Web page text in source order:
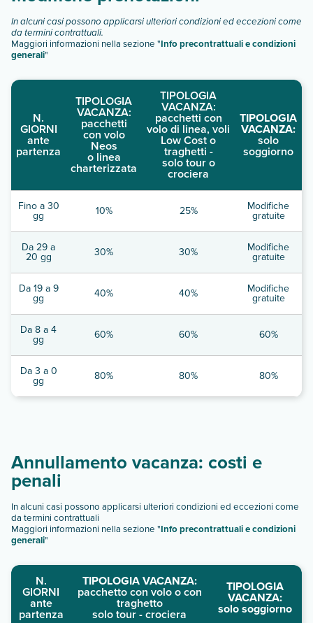
In alcuni casi possono applicarsi ulteriori condizioni ed eccezioni come
da termini contrattuali.
Maggiori informazioni nella sezione "Info precontrattuali e condizioni
generali"
N.
GIORNI
ante
partenza
TIPOLOGIA
VACANZA:
pacchetti
con volo
Neos
o linea
charterizzata
TIPOLOGIA
VACANZA:
pacchetti con
volo di linea, voli
Low Cost o
traghetti -
solo tour o
crociera
TIPOLOGIA
VACANZA:
solo
soggiorno
Fino a 30
gg 10% 25% Modifiche
gratuite
Da 29 a
20 gg 30% 30% Modifiche
gratuite
Da 19 a 9
gg 40% 40% Modifiche
gratuite
Da 8 a 4
gg 60% 60% 60%
Da 3 a 0
gg 80% 80% 80%
Annullamento vacanza: costi e
penali
In alcuni casi possono applicarsi ulteriori condizioni ed eccezioni come
da termini contrattuali
Maggiori informazioni nella sezione "Info precontrattuali e condizioni
generali"
N.
GIORNI
ante
partenza
TIPOLOGIA VACANZA:
pacchetto con volo o con
traghetto
solo tour - crociera
TIPOLOGIA
VACANZA:
solo soggiorno